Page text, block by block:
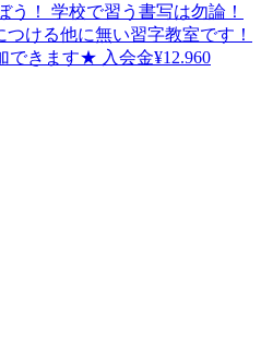
！ 学校で習う書写は勿論！
ける他に無い習字教室です！
できます★ 入会金¥12.960